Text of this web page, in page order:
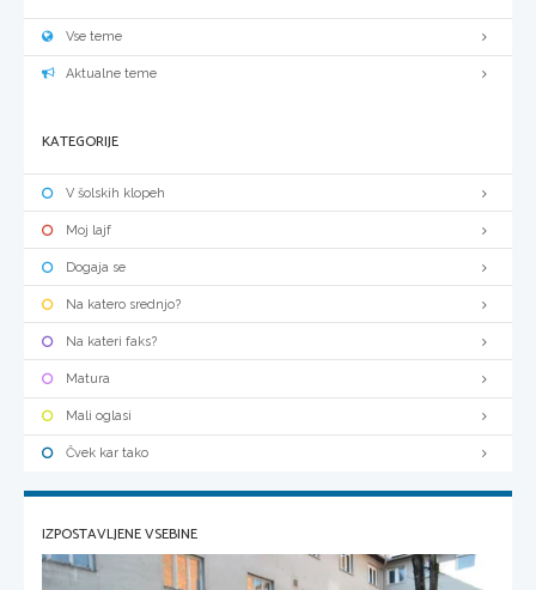
Vse teme
Aktualne teme
KATEGORIJE
V šolskih klopeh
Moj lajf
Dogaja se
Na katero srednjo?
Na kateri faks?
Matura
Mali oglasi
Čvek kar tako
IZPOSTAVLJENE VSEBINE